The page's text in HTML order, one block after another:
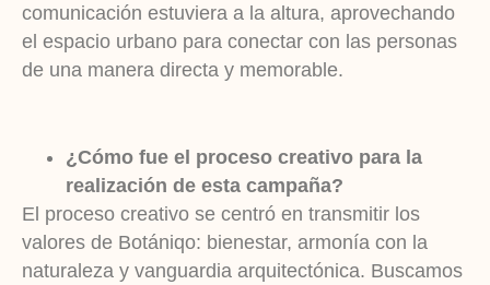
comunicación estuviera a la altura, aprovechando
el espacio urbano para conectar con las personas
de una manera directa y memorable.
¿Cómo fue el proceso creativo para la
realización de esta campaña?
El proceso creativo se centró en transmitir los
valores de Botániqo: bienestar, armonía con la
naturaleza y vanguardia arquitectónica. Buscamos